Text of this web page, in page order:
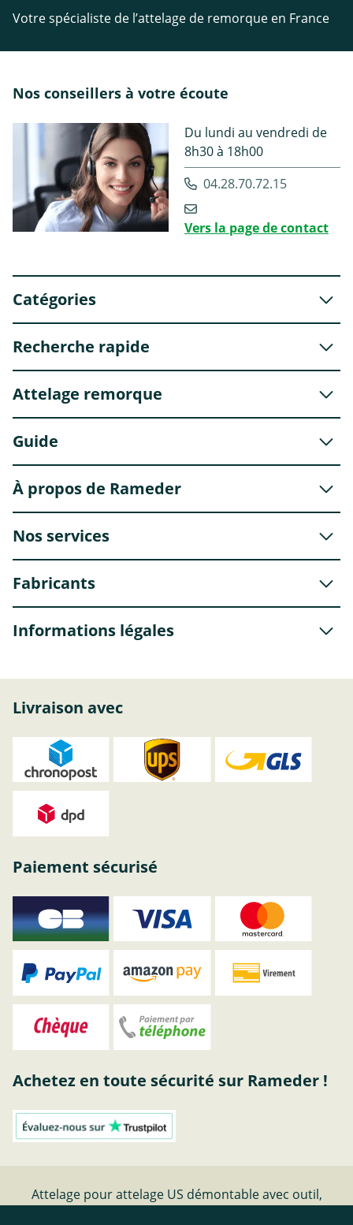
Votre spécialiste de l’attelage de remorque en France
Nos conseillers à votre écoute
Du lundi au vendredi de
8h30 à 18h00
04.28.70.72.15
Vers la page de contact
Catégories
Recherche rapide
Attelage remorque
Guide
À propos de Rameder
Nos services
Fabricants
Informations légales
Livraison avec
Paiement sécurisé
Achetez en toute sécurité sur Rameder !
Attelage pour attelage US démontable avec outil,